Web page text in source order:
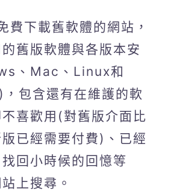
下載舊軟體的網站，
舊版軟體與各版本安
、Mac、Linux和
包含還有在維護的軟
喜歡用(對舊版介面比
已經需要付費)、已經
回小時候的回憶等
上搜尋。